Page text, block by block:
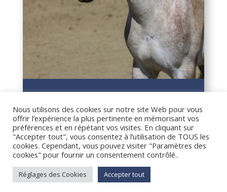
Nous utilisons des cookies sur notre site Web pour vous
offrir l’expérience la plus pertinente en mémorisant vos
préférences et en répétant vos visites. En cliquant sur
"Accepter tout", vous consentez à l’utilisation de TOUS les
cookies. Cependant, vous pouvez visiter "Paramètres des
cookies" pour fournir un consentement contrôlé..
Réglages des Cookies Accepter tout